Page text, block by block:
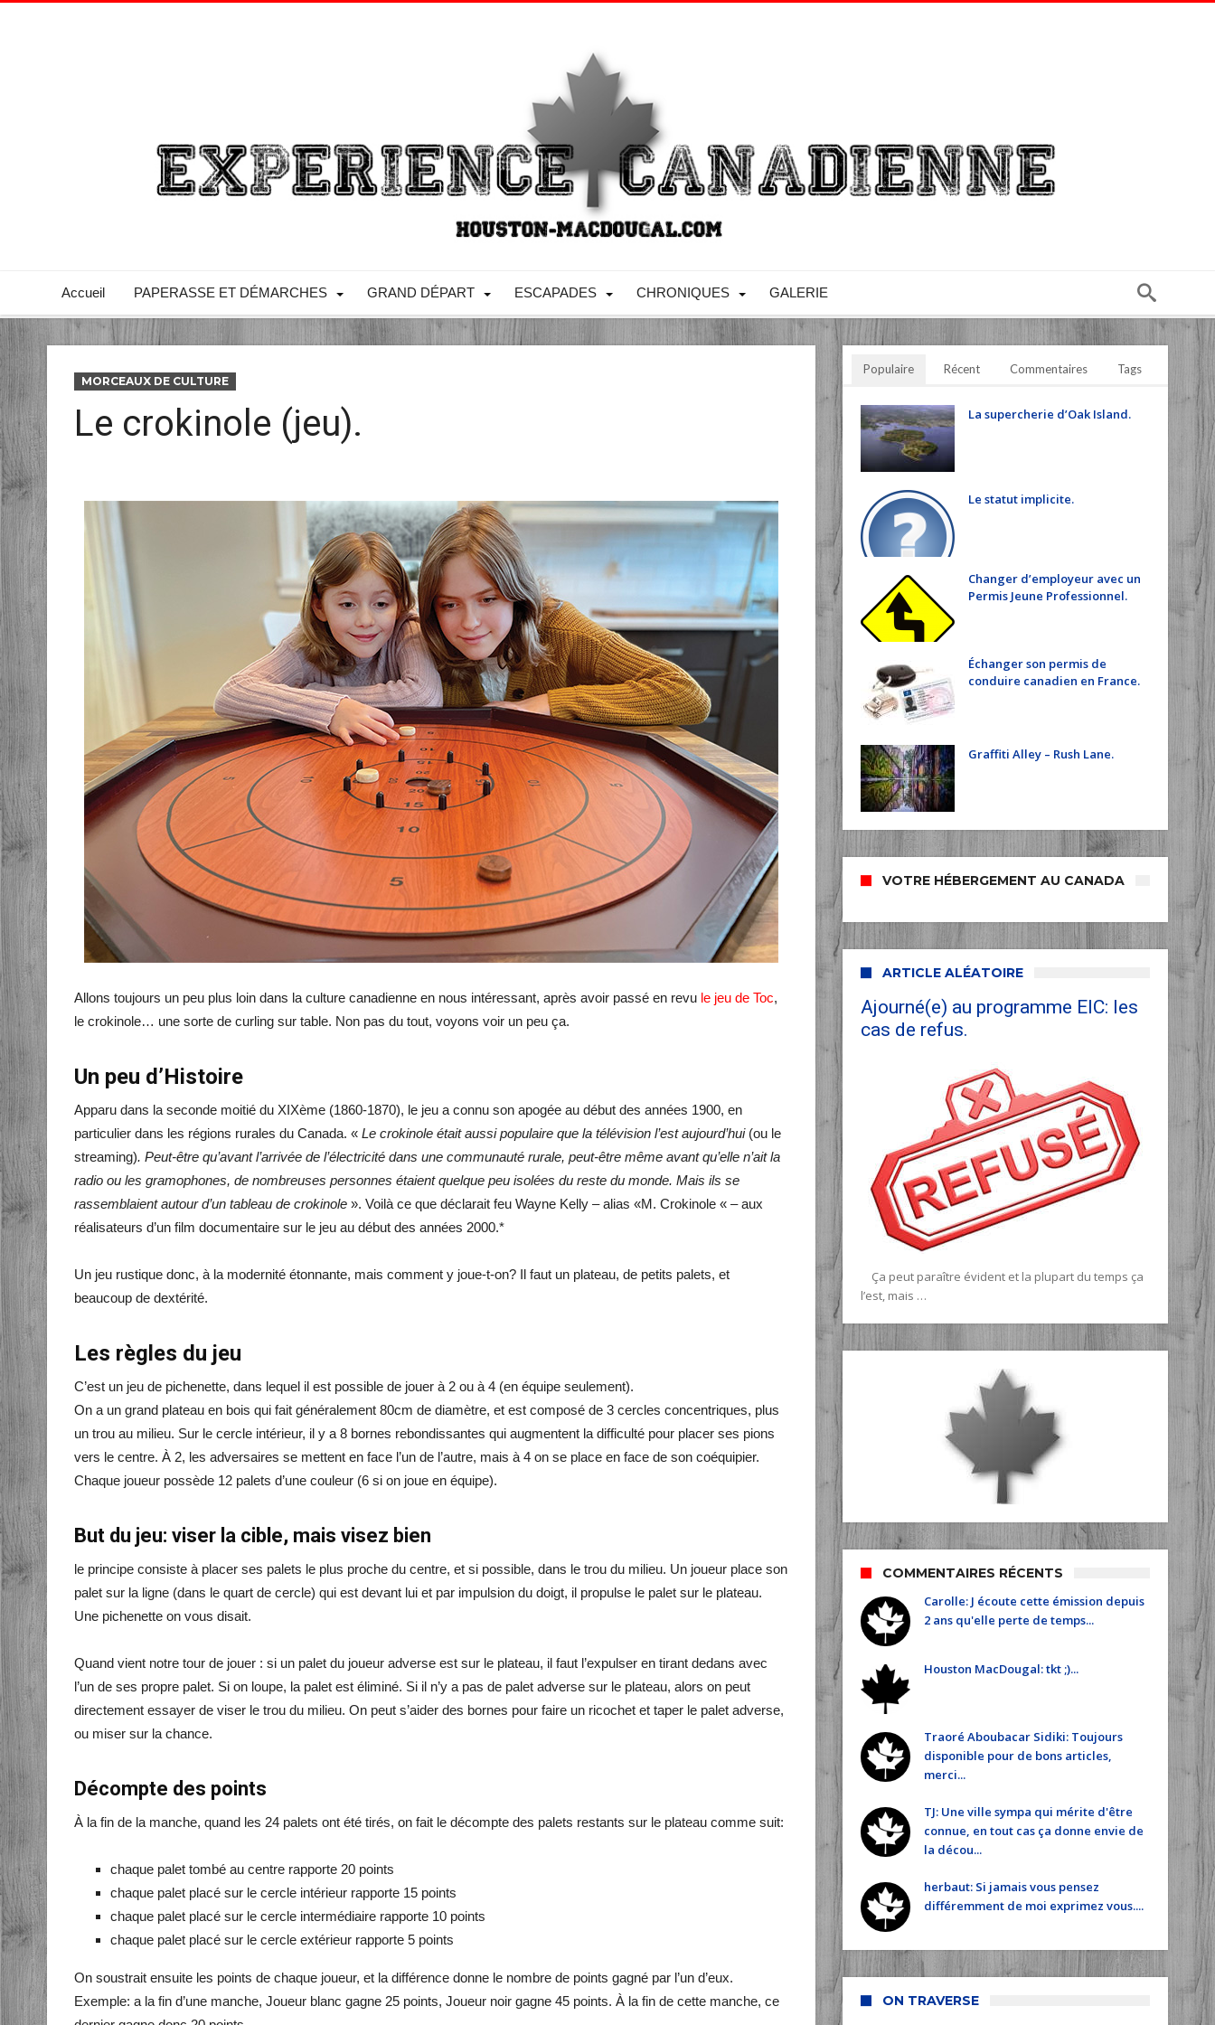
Accueil PAPERASSE ET DÉMARCHES GRAND DÉPART ESCAPADES CHRONIQUES GALERIE
MORCEAUX DE CULTURE
Le crokinole (jeu).
Allons toujours un peu plus loin dans la culture canadienne en nous intéressant, après avoir passé en revu le jeu de Toc,
le crokinole… une sorte de curling sur table. Non pas du tout, voyons voir un peu ça.
Un peu d’Histoire
Apparu dans la seconde moitié du XIXème (1860-1870), le jeu a connu son apogée au début des années 1900, en
particulier dans les régions rurales du Canada. « Le crokinole était aussi populaire que la télévision l’est aujourd’hui (ou le
streaming). Peut-être qu’avant l’arrivée de l’électricité dans une communauté rurale, peut-être même avant qu’elle n’ait la
radio ou les gramophones, de nombreuses personnes étaient quelque peu isolées du reste du monde. Mais ils se
rassemblaient autour d’un tableau de crokinole ». Voilà ce que déclarait feu Wayne Kelly – alias «M. Crokinole « – aux
réalisateurs d’un film documentaire sur le jeu au début des années 2000.*
Un jeu rustique donc, à la modernité étonnante, mais comment y joue-t-on? Il faut un plateau, de petits palets, et
beaucoup de dextérité.
Les règles du jeu
C’est un jeu de pichenette, dans lequel il est possible de jouer à 2 ou à 4 (en équipe seulement).
On a un grand plateau en bois qui fait généralement 80cm de diamètre, et est composé de 3 cercles concentriques, plus
un trou au milieu. Sur le cercle intérieur, il y a 8 bornes rebondissantes qui augmentent la difficulté pour placer ses pions
vers le centre. À 2, les adversaires se mettent en face l’un de l’autre, mais à 4 on se place en face de son coéquipier.
Chaque joueur possède 12 palets d’une couleur (6 si on joue en équipe).
But du jeu: viser la cible, mais visez bien
le principe consiste à placer ses palets le plus proche du centre, et si possible, dans le trou du milieu. Un joueur place son
palet sur la ligne (dans le quart de cercle) qui est devant lui et par impulsion du doigt, il propulse le palet sur le plateau.
Une pichenette on vous disait.
Quand vient notre tour de jouer : si un palet du joueur adverse est sur le plateau, il faut l’expulser en tirant dedans avec
l’un de ses propre palet. Si on loupe, la palet est éliminé. Si il n’y a pas de palet adverse sur le plateau, alors on peut
directement essayer de viser le trou du milieu. On peut s’aider des bornes pour faire un ricochet et taper le palet adverse,
ou miser sur la chance.
Décompte des points
À la fin de la manche, quand les 24 palets ont été tirés, on fait le décompte des palets restants sur le plateau comme suit:
chaque palet tombé au centre rapporte 20 points
chaque palet placé sur le cercle intérieur rapporte 15 points
chaque palet placé sur le cercle intermédiaire rapporte 10 points
chaque palet placé sur le cercle extérieur rapporte 5 points
On soustrait ensuite les points de chaque joueur, et la différence donne le nombre de points gagné par l’un d’eux.
Exemple: a la fin d’une manche, Joueur blanc gagne 25 points, Joueur noir gagne 45 points. À la fin de cette manche, ce
Populaire Récent Commentaires Tags
La supercherie d’Oak Island.
Le statut implicite.
Changer d’employeur avec un
Permis Jeune Professionnel.
Échanger son permis de
conduire canadien en France.
Graffiti Alley – Rush Lane.
VOTRE HÉBERGEMENT AU CANADA
ARTICLE ALÉATOIRE
Ajourné(e) au programme EIC: les
cas de refus.
Ça peut paraître évident et la plupart du temps ça
l’est, mais …
COMMENTAIRES RÉCENTS
Carolle: J écoute cette émission depuis
2 ans qu'elle perte de temps...
Houston MacDougal: tkt ;)...
Traoré Aboubacar Sidiki: Toujours
disponible pour de bons articles,
merci...
TJ: Une ville sympa qui mérite d'être
connue, en tout cas ça donne envie de
la décou...
herbaut: Si jamais vous pensez
différemment de moi exprimez vous....
ON TRAVERSE